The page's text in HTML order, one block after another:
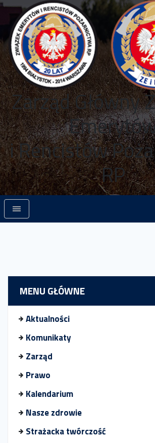
Zarząd Główny
i Rencistów
RP
MENU GŁÓWNE
Aktualności
Komunikaty
Zarząd
Prawo
Kalendarium
Nasze zdrowie
Strażacka twórczość